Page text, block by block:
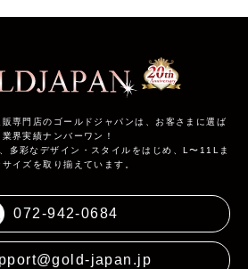
専門店のゴールドジャパンは、お客さまに選ば
業界実績ナンバーワン！
多彩なデザイン・スタイルをはじめ、L〜11Lま
イズを取り揃えています。
072-942-0684
japan.jp